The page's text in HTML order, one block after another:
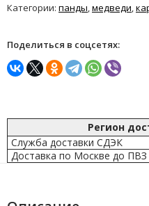
Категории: панды медведи
Поделиться в соцсетях:
Регион
Служба доставки СДЭК
Доставка по Москве до ПВЗ